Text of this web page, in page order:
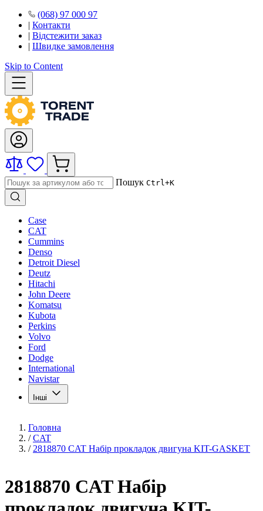
(068) 97 000 97
| Контакти
| Відстежити заказ
| Швидке замовлення
Skip to Content
Пошук Ctrl+K
Case
CAT
Cummins
Denso
Detroit Diesel
Deutz
Hitachi
John Deere
Komatsu
Kubota
Perkins
Volvo
Ford
Dodge
International
Navistar
Інші
Головна
/ CAT
/ 2818870 CAT Набір прокладок двигуна KIT-GASKET
2818870 CAT Набір